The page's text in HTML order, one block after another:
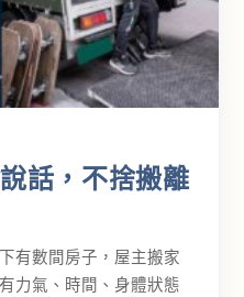
話，不捨搬離
有數間房子，屋主搬家
力氣、時間、身體狀態